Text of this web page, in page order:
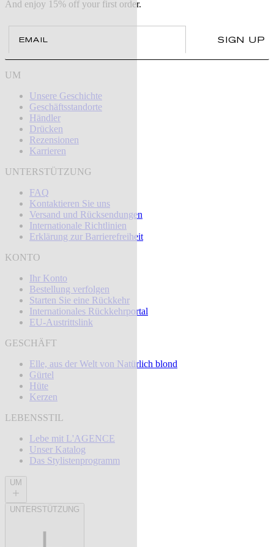
And enjoy 15% off your first order.
SIGN UP
UM
Unsere Geschichte
Geschäftsstandorte
Händler
Drücken
Rezensionen
Karrieren
UNTERSTÜTZUNG
FAQ
Kontaktieren Sie uns
Versand und Rücksendungen
Internationale Richtlinien
Erklärung zur Barrierefreiheit
KONTO
Ihr Konto
Bestellung verfolgen
Starten Sie eine Rückkehr
Internationales Rückkehrportal
EU-Austrittslink
GESCHÄFT
Elle, aus der Welt von Natürlich blond
Gürtel
Hüte
Kerzen
LEBENSSTIL
Lebe mit L'AGENCE
Unser Katalog
Das Stylistenprogramm
UM
UNTERSTÜTZUNG